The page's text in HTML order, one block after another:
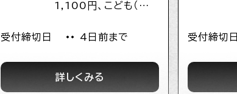
1,100円、こども（小
児無料 ※乳幼児不可
受付締切日 4日前まで
詳しくみる
受付締切日